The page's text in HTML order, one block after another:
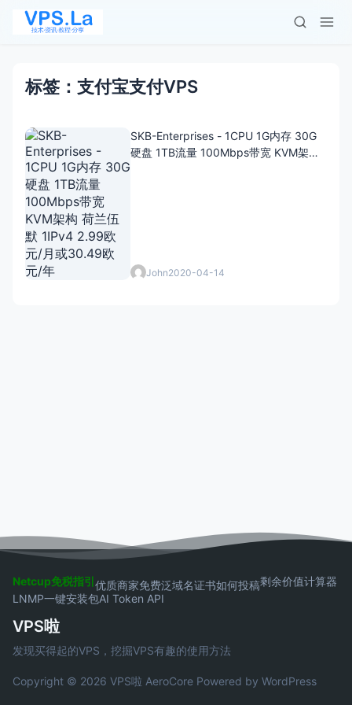
标签：支付宝支付VPS
SKB-Enterprises - 1CPU 1G内存 30G
硬盘 1TB流量 100Mbps带宽 KVM架构
John2020-04-14
Netcup免税指引优质商家免费泛域名证书如何投稿剩余价值计算器
LNMP一键安装包AI Token API
VPS啦
发现买得起的VPS，挖掘VPS有趣的使用方法
Copyright © 2026 VPS啦 AeroCore Powered by WordPress